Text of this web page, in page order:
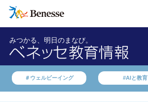
みつかる、明日のまなび。
＃ウェルビーイング #AIと教育